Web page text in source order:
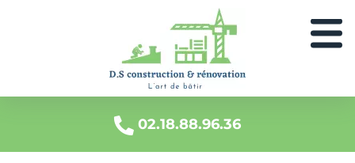
DS
CONSTRUCTION
& RÉNOVATION
L'art
bâtir
02.18.88.96.36